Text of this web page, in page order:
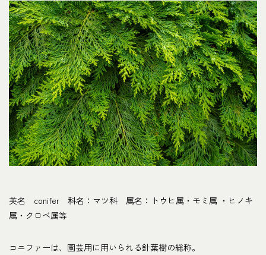
英名 conifer 科名：マツ科 属名：トウヒ属・モミ属 ・ヒノキ
属・クロベ属等
コニファーは、園芸用に用いられる針葉樹の総称。